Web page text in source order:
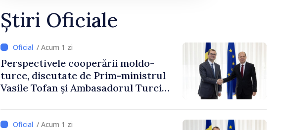
Știri Oficiale
/ Acum 1 zi
Perspectivele cooperării moldo-
turce, discutate de Prim-ministrul
Vasile Tofan și Ambasadorul Turciei,
/ Acum 1 zi